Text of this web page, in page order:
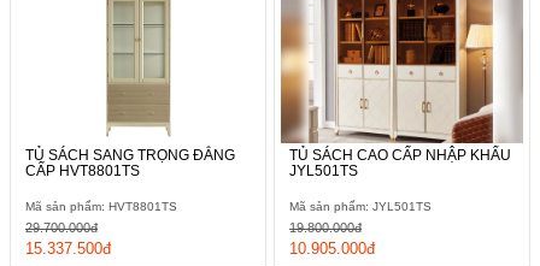
TỦ SÁCH SANG TRỌNG ĐẲNG
CẤP HVT8801TS
Mã sản phẩm: HVT8801TS
15.337.500đ
29.700.000đ
TỦ SÁCH CAO CẤP NHẬP KHẨU
JYL501TS
Mã sản phẩm: JYL501TS
10.905.000đ
19.800.000đ